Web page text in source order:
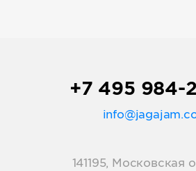
+7 495 984-
141195, Московская